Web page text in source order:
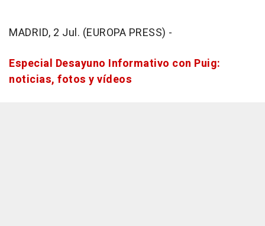
MADRID, 2 Jul. (EUROPA PRESS) -
Especial Desayuno Informativo con Puig:
noticias, fotos y vídeos